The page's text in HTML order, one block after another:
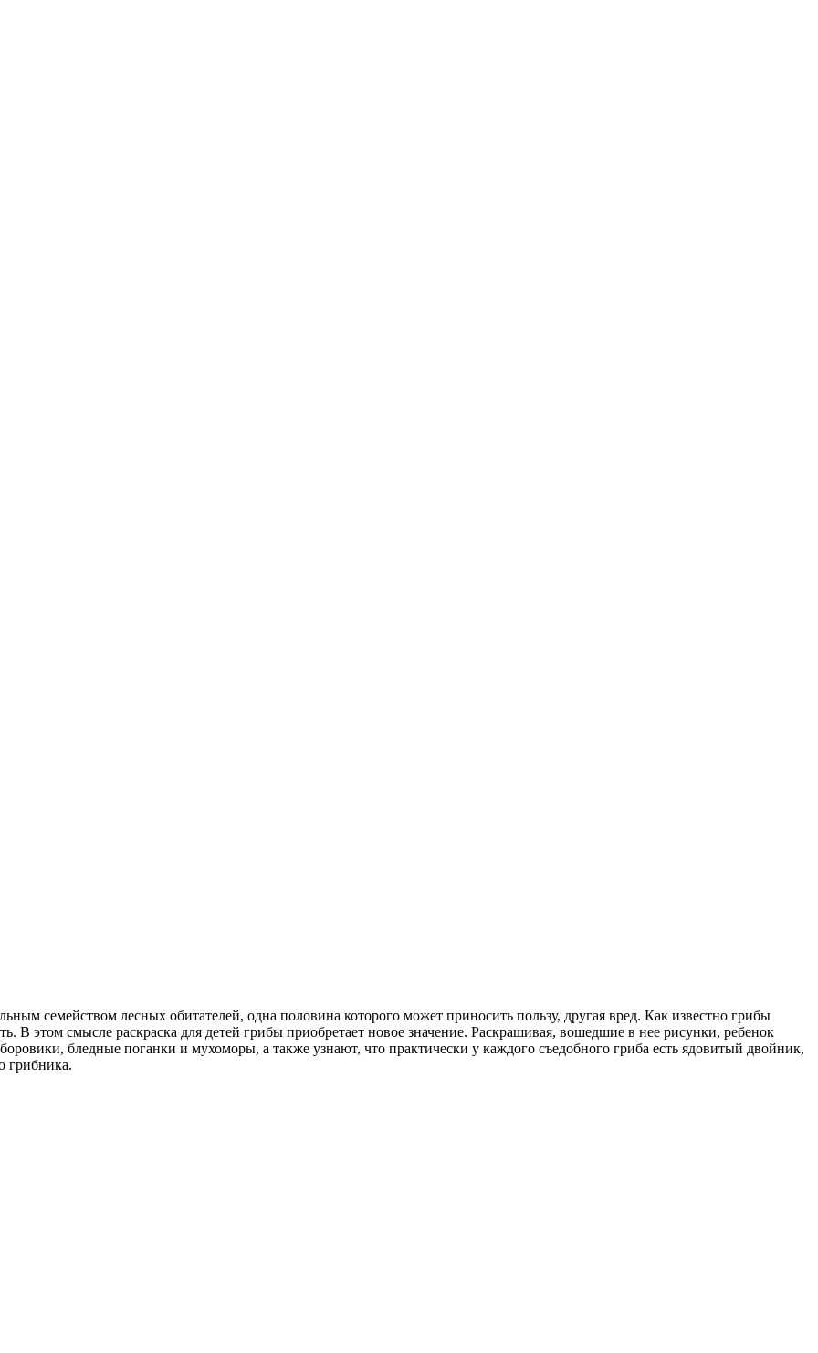
семейством лесных обитателей, одна половина которого может приносить пользу, другая вред. Как известно грибы
В этом смысле раскраска для детей грибы приобретает новое значение. Раскрашивая, вошедшие в нее рисунки, ребенок
бледные поганки и мухоморы, а также узнают, что практически у каждого съедобного гриба есть ядовитый двойник,
грибника.